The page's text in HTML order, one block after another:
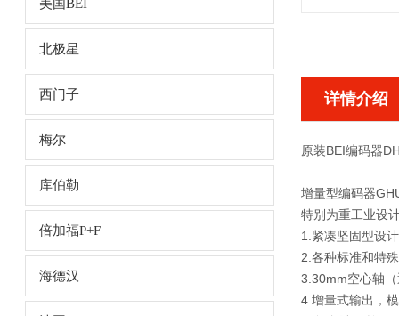
美国BEI
北极星
西门子
梅尔
库伯勒
倍加福P+F
海德汉
详情介绍
原装BEI编码器
增量型编码器
特别为重工业设
1.紧凑坚固型设
2.各种标准和特
3.30mm空心轴
4.增量式输出，